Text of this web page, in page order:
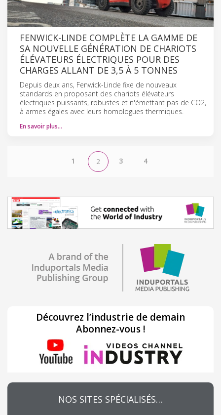
FENWICK-LINDE COMPLÈTE LA GAMME DE
SA NOUVELLE GÉNÉRATION DE CHARIOTS
ÉLÉVATEURS ÉLECTRIQUES POUR DES
CHARGES ALLANT DE 3,5 À 5 TONNES
Depuis deux ans, Fenwick-Linde fixe de nouveaux
standards en proposant des chariots élévateurs
électriques puissants, robustes et n'émettant pas de CO2,
à armes égales avec leurs homologues thermiques.
En savoir plus…
1 2 3 4
Découvrez l’industrie de demain
Abonnez-vous !
NOS SITES SPÉCIALISÉS…